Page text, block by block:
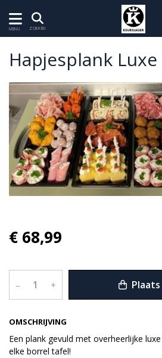
MENU ZOEKEN
OMSCHRIJVING
Een plank gevuld met overheerlijke
elke borrel tafel!
Hapjesplank Luxe
€ 68,99
– +